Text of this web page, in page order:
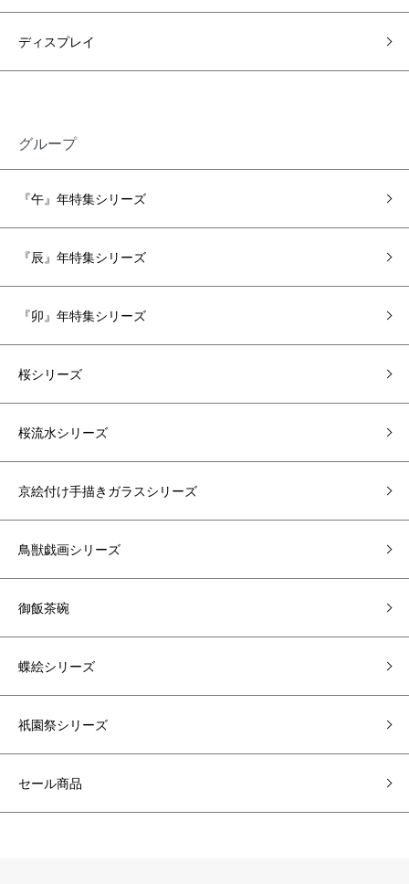
ディスプレイ
グループ
『午』年特集シリーズ
『辰』年特集シリーズ
『卯』年特集シリーズ
桜シリーズ
桜流水シリーズ
京絵付け手描きガラスシリーズ
鳥獣戯画シリーズ
御飯茶碗
蝶絵シリーズ
祇園祭シリーズ
セール商品